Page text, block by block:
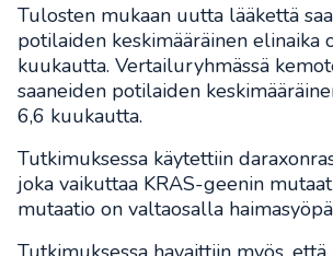
Tulosten mukaan uutta lääkettä
potilaiden keskimääräinen elinaika
kuukautta. Vertailuryhmässä
saaneiden potilaiden
6,6 kuukautta.
Tutkimuksessa käytettiin
joka vaikuttaa KRAS-geenin
mutaatio on valtaosalla